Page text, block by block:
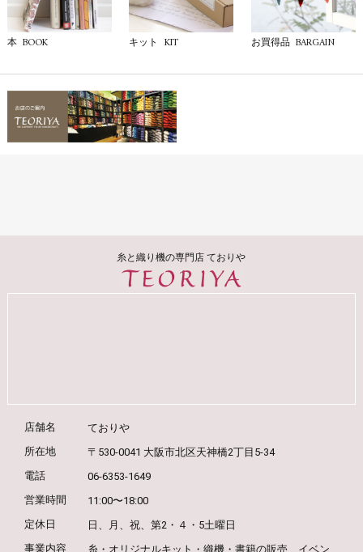
本 BOOK キット KIT お買得品 BARGAIN
糸と織り機の専門店 ておりや
店舗名
ておりや
所在地
〒530-0041 大阪市北区天神橋2丁目5-34
電話
06-6353-1649
営業時間
11:00〜18:00
定休日
日、月、祝、第2・４・5土曜日
事業内容
糸・オリジナルキット・織機・書籍の販売、 イベン